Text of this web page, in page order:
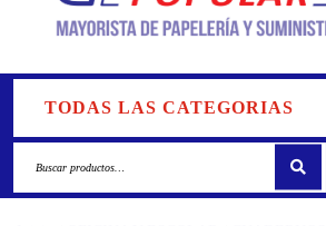
TODAS LAS CATEGORIAS